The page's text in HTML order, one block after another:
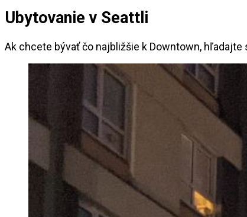
Ubytovanie v Seattli
Ak chcete bývať čo najbližšie k Downtown,